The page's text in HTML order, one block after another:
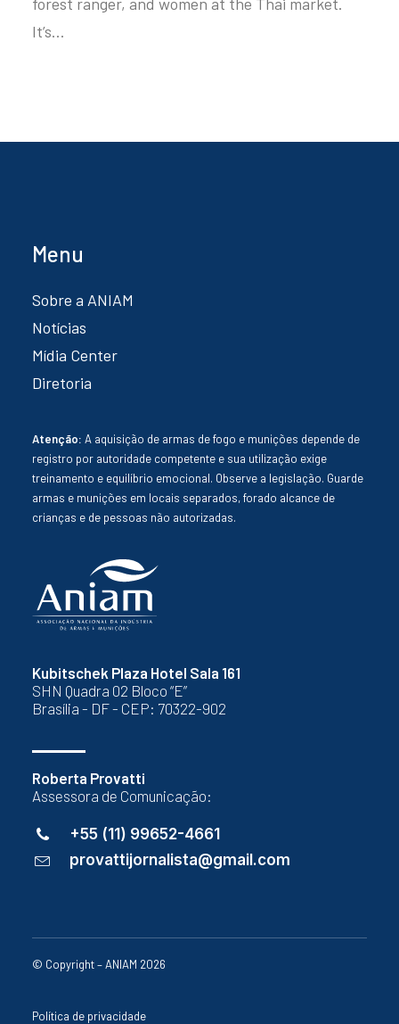
It’s…
Kubitschek Plaza Hotel Sala 161
SHN Quadra 02 Bloco “E”
Brasília - DF - CEP: 70322-902
Roberta Provatti
Assessora de Comunicação:
+55 (11) 99652-4661
provattijornalista@gmail.com
Menu
Sobre a ANIAM
Notícias
Mídia Center
Diretoria
Atenção: A aquisição de armas de fogo e munições depende de
registro por autoridade competente e sua utilização exige
treinamento e equilíbrio emocional. Observe a legislação. Guarde
armas e munições em locais separados, forado alcance de
crianças e de pessoas não autorizadas.
© Copyright – ANIAM 2026
Política de privacidade